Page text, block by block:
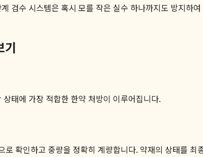
검수 시스템은 혹시 모를 작은 실수 하나까지도 방지하
기
태에 가장 적합한 한약 처방이 이루어집니다.
확인하고 중량을 정확히 계량합니다. 약재의 상태를 최